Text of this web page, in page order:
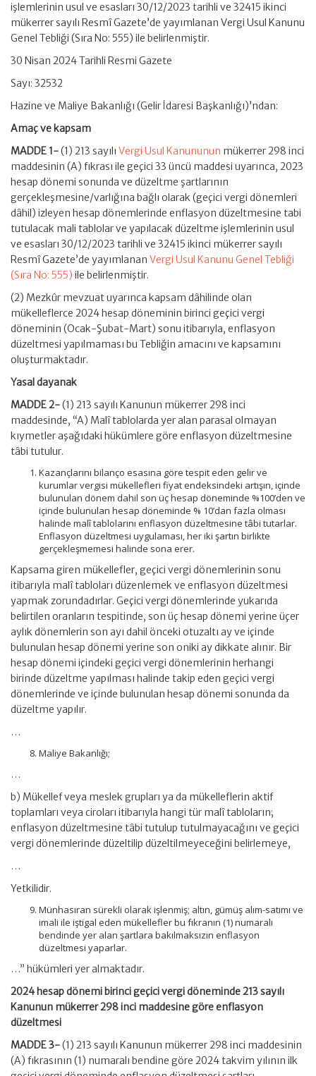
işlemlerinin usul ve esasları 30/12/2023 tarihli ve 32415 ikinci
mükerrer sayılı Resmî Gazete’de yayımlanan Vergi Usul Kanunu
Genel Tebliği (Sıra No: 555) ile belirlenmiştir.
30 Nisan 2024 Tarihli Resmi Gazete
Sayı: 32532
Hazine ve Maliye Bakanlığı (Gelir İdaresi Başkanlığı)’ndan:
Amaç ve kapsam
MADDE 1-(1) 213 sayılı Vergi Usul Kanununun mükerrer 298 inci
maddesinin (A) fıkrası ile geçici 33 üncü maddesi uyarınca, 2023
hesap dönemi sonunda ve düzeltme şartlarının
gerçekleşmesine/varlığına bağlı olarak (geçici vergi dönemleri
dâhil) izleyen hesap dönemlerinde enflasyon düzeltmesine tabi
tutulacak mali tablolar ve yapılacak düzeltme işlemlerinin usul
ve esasları 30/12/2023 tarihli ve 32415 ikinci mükerrer sayılı
Resmî Gazete’de yayımlanan Vergi Usul Kanunu Genel Tebliği
(Sıra No: 555) ile belirlenmiştir.
(2) Mezkûr mevzuat uyarınca kapsam dâhilinde olan
mükelleflerce 2024 hesap döneminin birinci geçici vergi
döneminin (Ocak-Şubat-Mart) sonu itibarıyla, enflasyon
düzeltmesi yapılmaması bu Tebliğin amacını ve kapsamını
oluşturmaktadır.
Yasal dayanak
MADDE 2-(1) 213 sayılı Kanunun mükerrer 298 inci
maddesinde, “A) Malî tablolarda yer alan parasal olmayan
kıymetler aşağıdaki hükümlere göre enflasyon düzeltmesine
tâbi tutulur.
Kazançlarını bilanço esasına göre tespit eden gelir ve
kurumlar vergisi mükellefleri fiyat endeksindeki artışın, içinde
bulunulan dönem dahil son üç hesap döneminde %100’den ve
içinde bulunulan hesap döneminde % 10’dan fazla olması
halinde malî tablolarını enflasyon düzeltmesine tâbi tutarlar.
Enflasyon düzeltmesi uygulaması, her iki şartın birlikte
gerçekleşmemesi halinde sona erer.
Kapsama giren mükellefler, geçici vergi dönemlerinin sonu
itibarıyla malî tabloları düzenlemek ve enflasyon düzeltmesi
yapmak zorundadırlar. Geçici vergi dönemlerinde yukarıda
belirtilen oranların tespitinde, son üç hesap dönemi yerine üçer
aylık dönemlerin son ayı dahil önceki otuzaltı ay ve içinde
bulunulan hesap dönemi yerine son oniki ay dikkate alınır. Bir
hesap dönemi içindeki geçici vergi dönemlerinin herhangi
birinde düzeltme yapılması halinde takip eden geçici vergi
dönemlerinde ve içinde bulunulan hesap dönemi sonunda da
düzeltme yapılır.
…
Maliye Bakanlığı;
…
b) Mükellef veya meslek grupları ya da mükelleflerin aktif
toplamları veya ciroları itibarıyla hangi tür malî tabloların;
enflasyon düzeltmesine tâbi tutulup tutulmayacağını ve geçici
vergi dönemlerinde düzeltilip düzeltilmeyeceğini belirlemeye,
…
Yetkilidir.
Münhasıran sürekli olarak işlenmiş; altın, gümüş alım-satımı ve
imali ile iştigal eden mükellefler bu fıkranın (1) numaralı
bendinde yer alan şartlara bakılmaksızın enflasyon
düzeltmesi yaparlar.
…” hükümleri yer almaktadır.
2024 hesap dönemi birinci geçici vergi döneminde 213 sayılı
Kanunun mükerrer 298 inci maddesine göre enflasyon
düzeltmesi
MADDE 3-(1) 213 sayılı Kanunun mükerrer 298 inci maddesinin
(A) fıkrasının (1) numaralı bendine göre 2024 takvim yılının ilk